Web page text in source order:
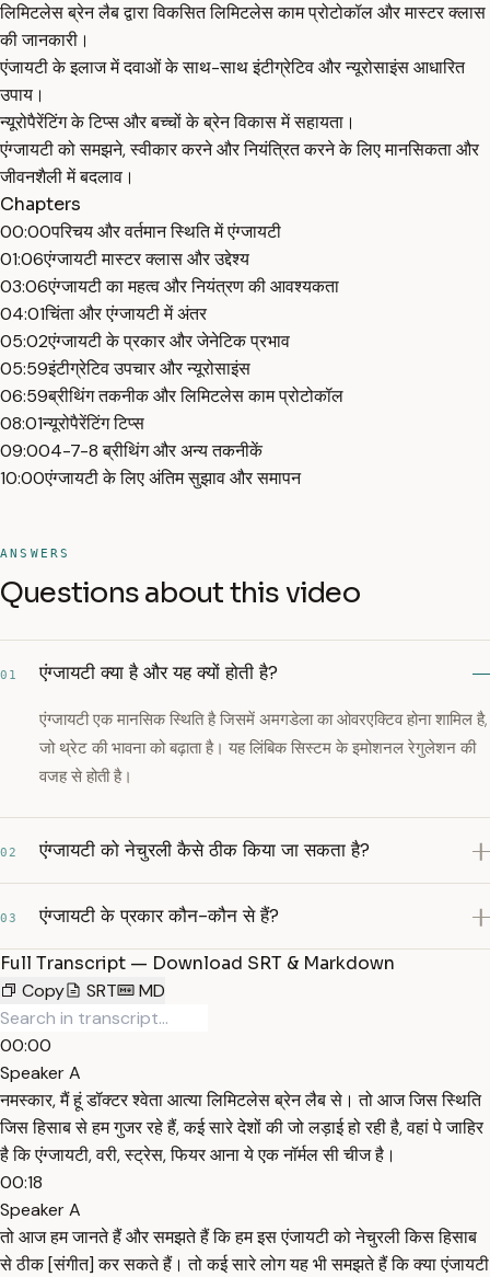
लिमिटलेस ब्रेन लैब द्वारा विकसित लिमिटलेस काम प्रोटोकॉल और मास्टर क्लास
की जानकारी।
एंजायटी के इलाज में दवाओं के साथ-साथ इंटीग्रेटिव और न्यूरोसाइंस आधारित
उपाय।
न्यूरोपैरेंटिंग के टिप्स और बच्चों के ब्रेन विकास में सहायता।
एंग्जायटी को समझने, स्वीकार करने और नियंत्रित करने के लिए मानसिकता और
जीवनशैली में बदलाव।
Chapters
00:00परिचय और वर्तमान स्थिति में एंग्जायटी
01:06एंग्जायटी मास्टर क्लास और उद्देश्य
03:06एंग्जायटी का महत्व और नियंत्रण की आवश्यकता
04:01चिंता और एंग्जायटी में अंतर
05:02एंग्जायटी के प्रकार और जेनेटिक प्रभाव
05:59इंटीग्रेटिव उपचार और न्यूरोसाइंस
06:59ब्रीथिंग तकनीक और लिमिटलेस काम प्रोटोकॉल
08:01न्यूरोपैरेंटिंग टिप्स
09:004-7-8 ब्रीथिंग और अन्य तकनीकें
10:00एंग्जायटी के लिए अंतिम सुझाव और समापन
ANSWERS
Questions about this video
01 एंग्जायटी क्या है और यह क्यों होती है?
एंग्जायटी एक मानसिक स्थिति है जिसमें अमगडेला का ओवरएक्टिव होना शामिल है,
जो थ्रेट की भावना को बढ़ाता है। यह लिंबिक सिस्टम के इमोशनल रेगुलेशन की
वजह से होती है।
02 एंग्जायटी को नेचुरली कैसे ठीक किया जा सकता है?
03 एंग्जायटी के प्रकार कौन-कौन से हैं?
Full Transcript — Download SRT & Markdown
Copy
SRT MD
00:00
Speaker A
नमस्कार, मैं हूं डॉक्टर श्वेता आत्या लिमिटलेस ब्रेन लैब से। तो आज जिस स्थिति
जिस हिसाब से हम गुजर रहे हैं, कई सारे देशों की जो लड़ाई हो रही है, वहां पे जाहिर
है कि एंग्जायटी, वरी, स्ट्रेस, फियर आना ये एक नॉर्मल सी चीज है।
00:18
Speaker A
तो आज हम जानते हैं और समझते हैं कि हम इस एंजायटी को नेचुरली किस हिसाब
से ठीक [संगीत] कर सकते हैं। तो कई सारे लोग यह भी समझते हैं कि क्या एंजायटी